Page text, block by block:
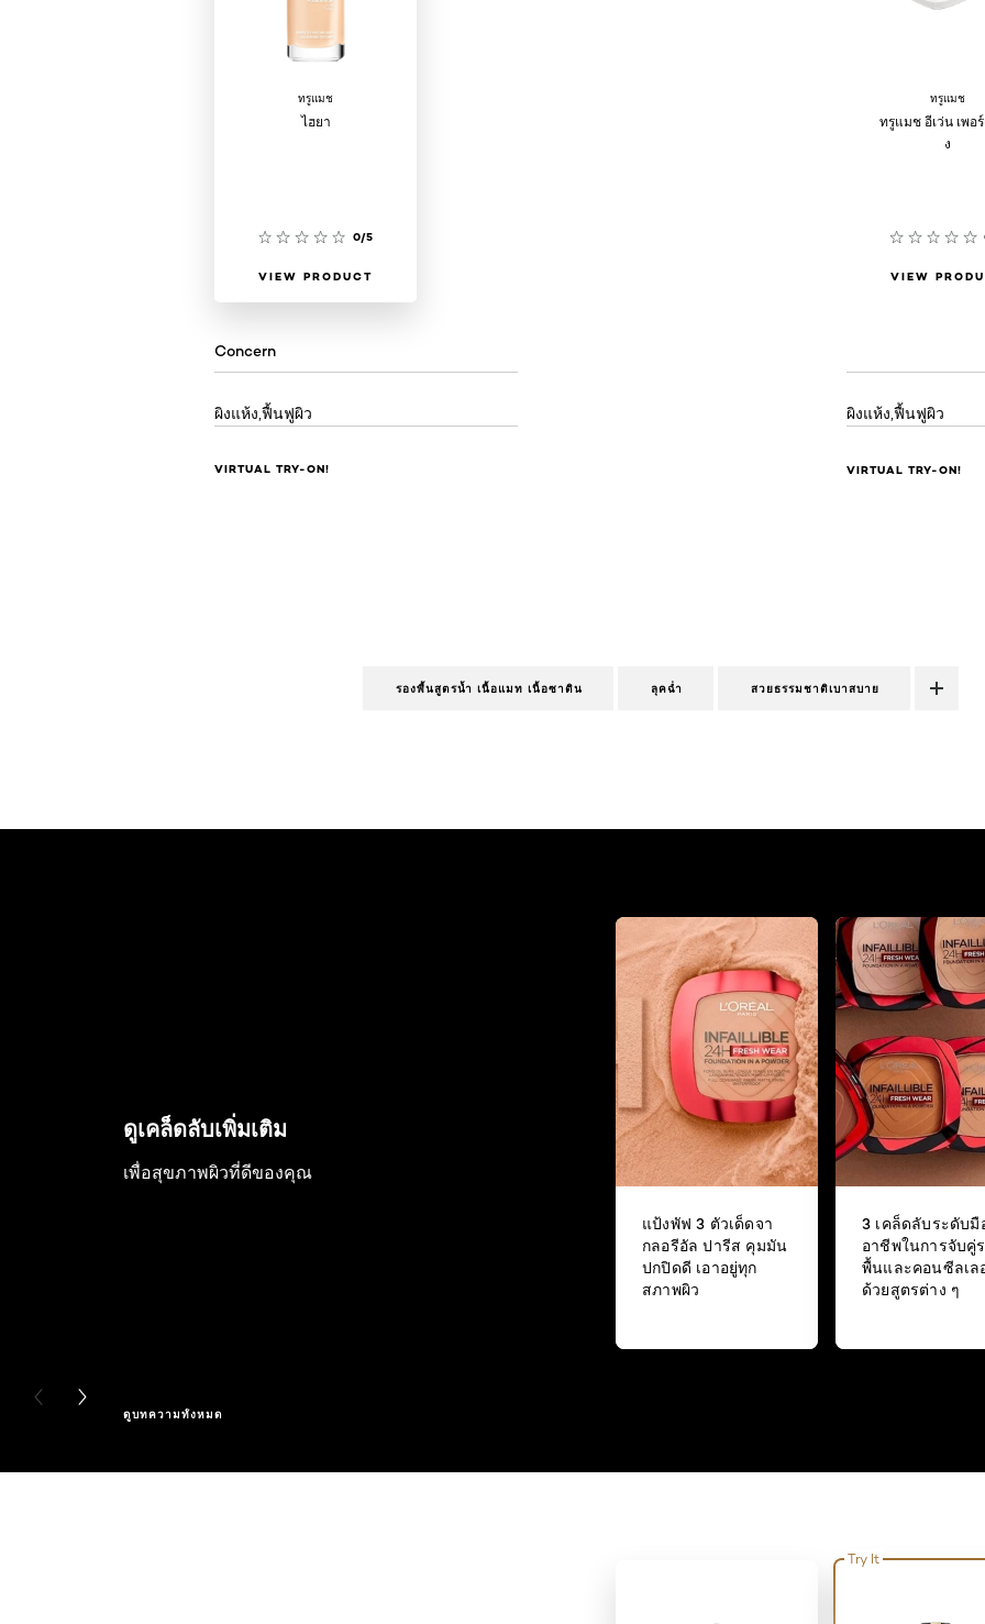
ทรูแมช
ไฮยา
0/5
VIEW PRODUCT
Concern
ผิงแห้ง,ฟื้นฟูผิว
VIRTUAL TRY-ON!
ทรูแมช
ทรูแมช อีเว่น เพอ
ง
VIEW
ผิงแห้ง,ฟื้นฟูผิว
VIRTUAL TRY-ON!
รองพื้นสูตรน้ำ เนื้อแมท เนื้อซาติน ลุคฉ่ำ สวยธรรมชาติเบาสบาย
ดูเคล็ดลับเพิ่มเติม
เพื่อสุขภาพผิวที่ดีของคุณ
แป้งพัฟ 3 ตัวเด็ดจา
กลอรีอัล ปารีส คุมมัน
ปกปิดดี เอาอยู่ทุก
สภาพผิว
3 เคล็ดลับระดับมื
อาชีพในการจับคู่
พื้นและคอนซีลเล
ด้วยสูตรต่าง ๆ
PREVIOUS CARD
NEXT CARD
ดูบทความทั้งหมด
Try It